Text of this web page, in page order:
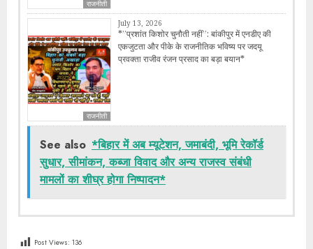
राजनीती
राजनीती
July 13, 2026
*​”प्रशांत किशोर चुनौती नहीं”: बांकीपुर में एनडीए की
एकजुटता और पीके के राजनीतिक भविष्य पर जदयू
प्रवक्ता राजीव रंजन प्रसाद का बड़ा बयान*
See also *बिहार में अब म्यूटेशन, जमाबंदी, भूमि रेकॉर्ड
सुधार, सीमांकन, कब्जा विवाद और अन्य राजस्व संबंधी
मामलों का शीघ्र होगा निष्पादन*
Post Views: 136